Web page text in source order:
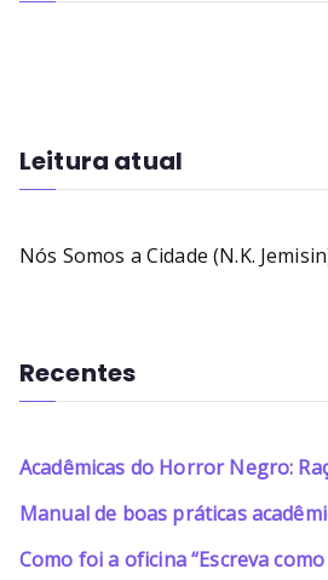
Leitura atual
Nós Somos a Cidade (N.K.
Recentes
Acadêmicas do Horror Negro:
Manual de boas práticas
Como foi a oficina “Escreva